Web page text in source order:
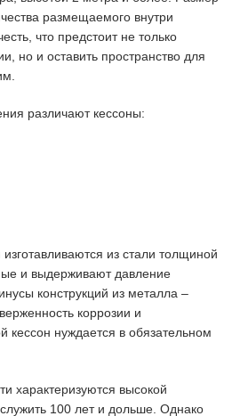
размещаемого внутри
что предстоит не только
но и оставить пространство для
различают кессоны:
из стали толщиной
и выдерживают давление
конструкций из металла –
коррозии и
кессон нуждается в обязательном
характеризуются высокой
100 лет и дольше. Однако